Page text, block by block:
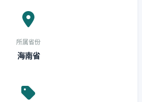
所属省份
海南省